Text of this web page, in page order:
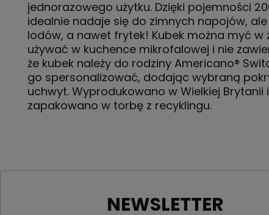
jednorazowego użytku. Dzięki pojemności
idealnie nadaje się do zimnych napojów,
lodów, a nawet frytek! Kubek można myć w
używać w kuchence mikrofalowej i nie
że kubek należy do rodziny Americano®
go spersonalizować, dodając wybraną
uchwyt. Wyprodukowano w Wielkiej Brytanii i
zapakowano w torbę z recyklingu.
NEWSLETTER